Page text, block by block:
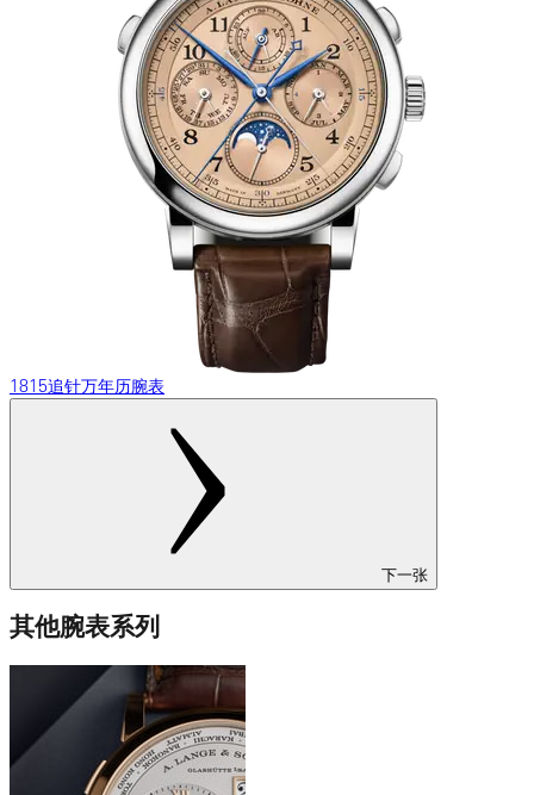
1815追针万年历腕表
下一张
其他腕表系列